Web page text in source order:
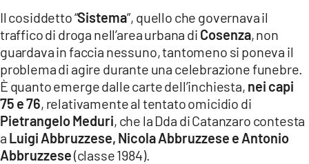
LACITYMAG.IT
ILREGGINO.IT
COSENZACHANNEL.IT
ILVIBONESE.IT
CATANZAROCHANNEL.IT
LACAPITALENEWS.IT
Il cosiddetto “Sistema”, quello che governava il
traffico di droga nell’area urbana di Cosenza, non
guardava in faccia nessuno, tantomeno si poneva il
problema di agire durante una celebrazione funebre.
È quanto emerge dalle carte dell’inchiesta, nei capi
75 e 76, relativamente al tentato omicidio di
Pietrangelo Meduri, che la Dda di Catanzaro contesta
a Luigi Abbruzzese, Nicola Abbruzzese e Antonio
Abbruzzese(classe 1984).